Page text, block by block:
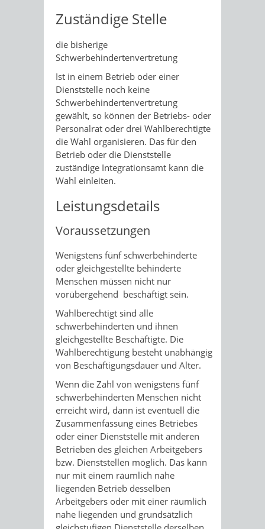
Zuständige Stelle
die bisherige
Schwerbehindertenvertretung
Ist in einem Betrieb oder einer
Dienststelle noch keine
Schwerbehindertenvertretung
gewählt, so können der Betriebs- oder
Personalrat oder drei Wahlberechtigte
die Wahl organisieren. Das für den
Betrieb oder die Dienststelle
zuständige Integrationsamt kann die
Wahl einleiten.
Leistungsdetails
Voraussetzungen
Wenigstens fünf schwerbehinderte
oder gleichgestellte behinderte
Menschen müssen nicht nur
vorübergehend beschäftigt sein.
Wahlberechtigt sind alle
schwerbehinderten und ihnen
gleichgestellte Beschäftigte. Die
Wahlberechtigung besteht unabhängig
von Beschäftigungsdauer und Alter.
Wenn die Zahl von wenigstens fünf
schwerbehinderten Menschen nicht
erreicht wird, dann ist eventuell die
Zusammenfassung eines Betriebes
oder einer Dienststelle mit anderen
Betrieben des gleichen Arbeitgebers
bzw. Dienststellen möglich. Das kann
nur mit einem räumlich nahe
liegenden Betrieb desselben
Arbeitgebers oder mit einer räumlich
nahe liegenden und grundsätzlich